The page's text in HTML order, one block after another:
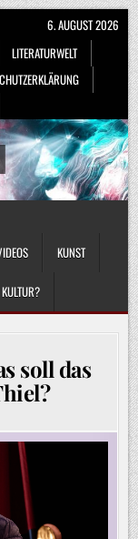
LITERATURWELT
6. AUGUST 2026
KUNST
soll das